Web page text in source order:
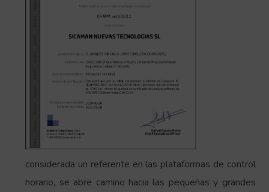
considerada un referente en las plataformas de control
horario, se abre camino hacia las pequeñas y grandes